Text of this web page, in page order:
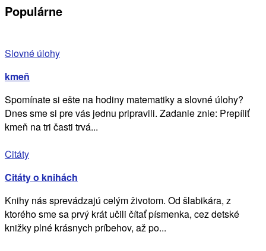
Populárne
Slovné úlohy
kmeň
Spomínate si ešte na hodiny matematiky a slovné úlohy?
Dnes sme si pre vás jednu pripravili. Zadanie znie: Prepíliť
kmeň na tri časti trvá...
Citáty
Citáty o knihách
Knihy nás sprevádzajú celým životom. Od šlabikára, z
ktorého sme sa prvý krát učili čítať písmenka, cez detské
knižky plné krásnych príbehov, až po...